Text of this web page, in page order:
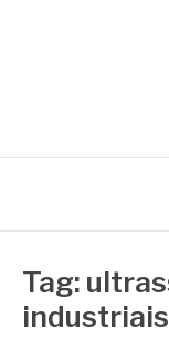
Tag:
industriais